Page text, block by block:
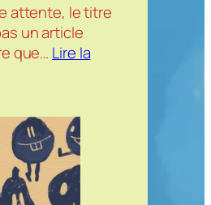
attente, le titre
un article
que… Lire la